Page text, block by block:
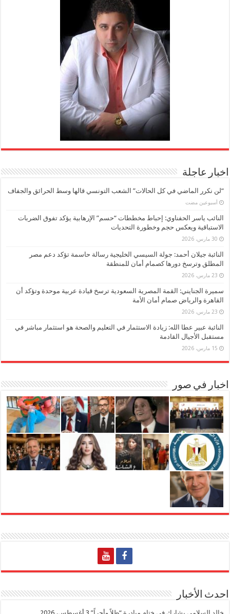
اخبار عاجلة
“لن نكرر الماضي في كل الحالات” الشعب التونسي قالها وسط الحرائق والجفاف
‏أسبوعين مضت
النائب ياسر الحفناوي: إحباط مخططات “حسم” الإرهابية يؤكد تفوق الضربات
الاستباقية ويعكس حجم وخطورة التحديات
30 مارس، 2026
النائبة جيلان أحمد: جولة السيسي الخليجية رسالة حاسمة تؤكد دعم مصر
المطلق وترسخ دورها كصمام أمان للمنطقة
23 مارس، 2026
سميرة الجنايني: القمة المصرية السعودية ترسخ قيادة عربية موحدة وتؤكد أن
القاهرة والرياض صمام أمان الأمة
23 مارس، 2026
النائبة عبير عطا الله: زيادة الاستثمار في التعليم والصحة هو استثمار مباشر في
مستقبل الأجيال القادمة
15 مارس، 2026
اخبار في صور
احدث الأخبار